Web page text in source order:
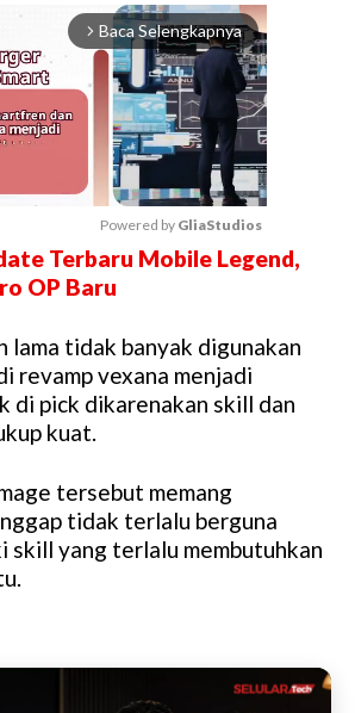
arrow_forward_ios Baca Selengkapnya
M
e
Powered by GliaStudios
Terbaru Mobile Legend,
OP Baru
lama tidak banyak digunakan
revamp vexana menjadi
di pick dikarenakan skill dan
kuat.
tersebut memang
tidak terlalu berguna
skill yang terlalu membutuhkan